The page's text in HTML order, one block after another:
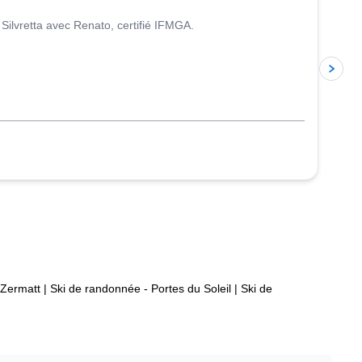
avec Renato, certifié IFMGA.
| Ski de randonnée - Portes du Soleil | Ski de